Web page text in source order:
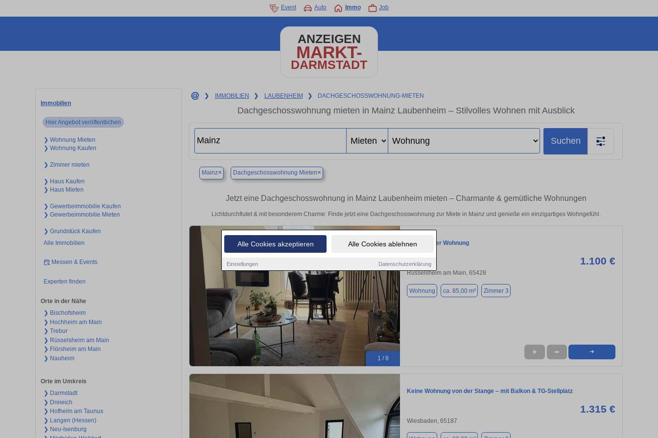
Alle Cookies akzeptieren Alle Cookies ablehnen
Einstellungen Datenschutzerklärung
Event Auto Immo Job
ANZEIGEN
MARKT-
DARMSTADT
Immobilien
Hier Angebot veröffentlichen
❯ Wohnung Mieten
❯ Wohnung Kaufen
❯ Zimmer mieten
❯ Haus Kaufen
❯ Haus Mieten
❯ Gewerbeimmobilie Kaufen
❯ Gewerbeimmobilie Mieten
❯ Grundstück Kaufen
Alle Immobilien
Messen & Events
Experten finden
Orte in der Nähe
❯ Bischofsheim
❯ Hochheim am Main
❯ Trebur
❯ Rüsselsheim am Main
❯ Flörsheim am Main
❯ Nauheim
Orte im Umkreis
❯ Darmstadt
❯ Dreieich
❯ Hofheim am Taunus
❯ Langen (Hessen)
❯ Neu-Isenburg
❯ IMMOBILIEN ❯ LAUBENHEIM ❯ DACHGESCHOSSWOHNUNG-MIETEN
Dachgeschosswohnung mieten in Mainz Laubenheim – Stilvolles Wohnen mit Ausblick
Suchen
Mainz× Dachgeschosswohnung Mieten×
Jetzt eine Dachgeschosswohnung in Mainz Laubenheim mieten – Charmante & gemütliche Wohnungen
Lichtdurchflutet & mit besonderem Charme: Finde jetzt eine Dachgeschosswohnung zur Miete in Mainz und genieße ein einzigartiges Wohngefühl.
1 / 8
Drei Zimmer Wohnung
1.100 €
Rüsselsheim am Main, 65428
Wohnung ca. 85,00 m² Zimmer 3
★ ➦ ➜
Keine Wohnung von der Stange – mit Balkon & TG-Stellplatz
1.315 €
Wiesbaden, 65187